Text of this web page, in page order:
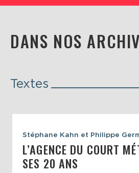
DANS NOS
Textes
Stéphane Kahn et Philippe
L’AGENCE DU COURT
SES 20 ANS